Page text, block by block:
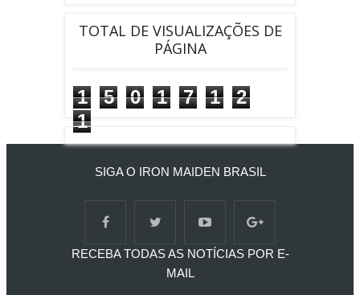
TOTAL DE VISUALIZAÇÕES DE
PÁGINA
1 5 0 1 7 1
2
1
SIGA O IRON MAIDEN BRASIL
RECEBA TODAS AS NOTÍCIAS POR E-
MAIL